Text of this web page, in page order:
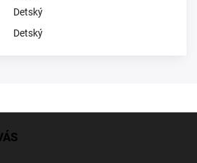
Detský
Detský